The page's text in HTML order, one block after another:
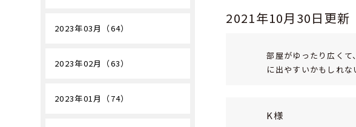
2021年10月30日更新
部屋がゆったり広く
に出やすいかもしれ
K様
2023年03月（64）
2023年02月（63）
2023年01月（74）